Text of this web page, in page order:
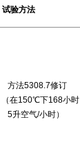
方法
修订
下168小时
/小时）